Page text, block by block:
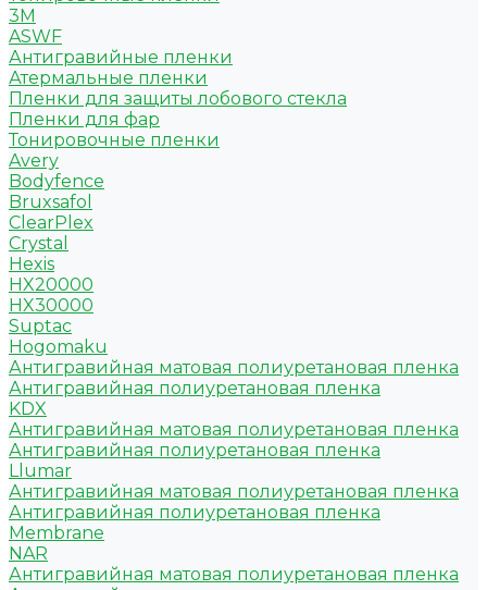
3M
ASWF
Антигравийные пленки
Атермальные пленки
Пленки для защиты лобового стекла
Пленки для фар
Тонировочные пленки
Avery
Bodyfence
Bruxsafol
ClearPlex
Crystal
Hexis
HX20000
HX30000
Suptac
Hogomaku
Антигравийная матовая полиуретановая пленка
Антигравийная полиуретановая пленка
KDX
Антигравийная матовая полиуретановая пленка
Антигравийная полиуретановая пленка
Llumar
Антигравийная матовая полиуретановая пленка
Антигравийная полиуретановая пленка
Membrane
NAR
Антигравийная матовая полиуретановая пленка